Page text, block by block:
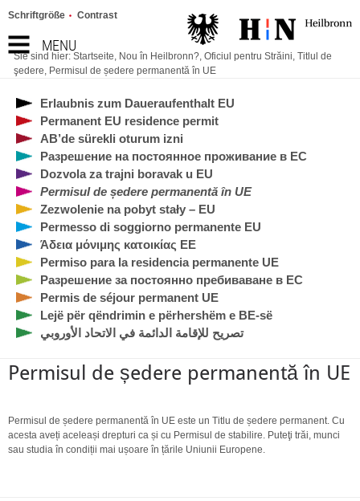
MENU
Schriftgröße Contrast
Sie sind hier: Startseite, Nou în Heilbronn?, Oficiul pentru Străini, Titlul de
şedere, Permisul de ședere permanentă în UE
Erlaubnis zum Daueraufenthalt EU
Permanent EU residence permit
AB’de sürekli oturum izni
Разрешение на постоянное проживание в ЕС
Dozvola za trajni boravak u EU
Permisul de ședere permanentă în UE
Zezwolenie na pobyt stały – EU
Permesso di soggiorno permanente EU
Άδεια μόνιμης κατοικίας ΕΕ
Permiso para la residencia permanente UE
Разрешение за постоянно пребиваване в ЕС
Permis de séjour permanent UE
Lejë për qëndrimin e përhershëm e BE-së
تصريح للإقامة الدائمة في الاتحاد الأوروبي
Permisul de ședere permanentă în UE
Permisul de ședere permanentă în UE este un Titlu de ședere permanent. Cu
acesta aveți aceleași drepturi ca și cu Permisul de stabilire. Puteţi trăi, munci
sau studia în condiții mai ușoare în țările Uniunii Europene.